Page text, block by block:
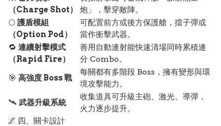
（Charge Shot）
炮」，擊穿敵陣。
🌕 護盾模組
（Option Pod）
可配置前方或後方保護艙，擋子彈或
當作衝擊武器。
🔁 連續射擊模式
（Rapid Fire）
善用自動連射能快速清場同時累積連
分 Combo。
🎯 高強度 Boss 戰
每關都有多階段 Boss，擁有變形與環
境攻擊能力。
🛰️ 武器升級系統
收集道具可升級主砲、激光、導彈，
火力逐步提升。
🌌 四、關卡設計